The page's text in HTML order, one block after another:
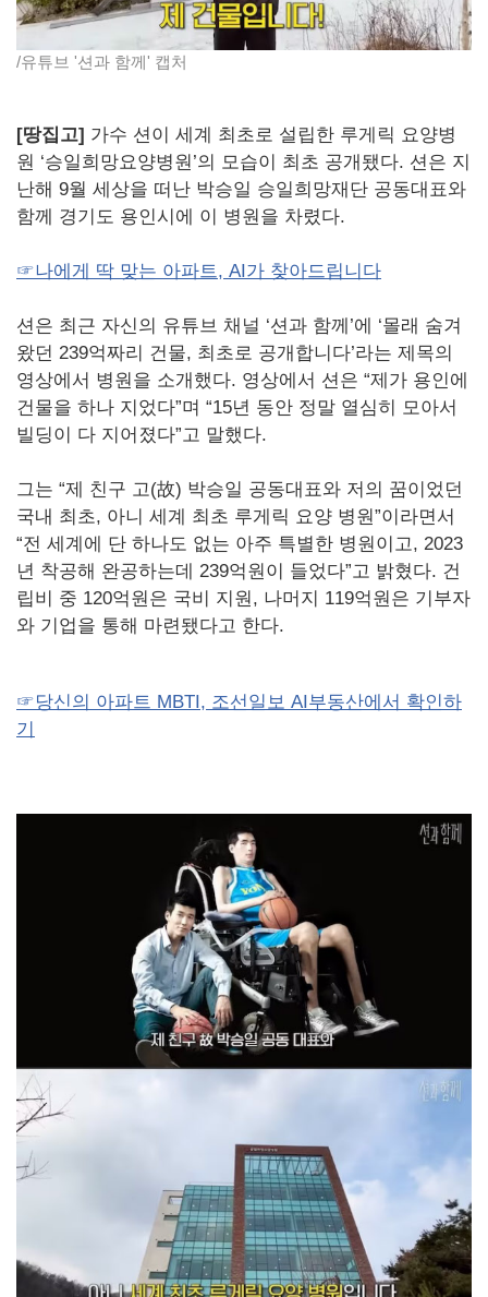
/유튜브 '션과 함께' 캡처
[땅집고] 가수 션이 세계 최초로 설립한 루게릭 요양병
원 ‘승일희망요양병원’의 모습이 최초 공개됐다. 션은 지
난해 9월 세상을 떠난 박승일 승일희망재단 공동대표와
함께 경기도 용인시에 이 병원을 차렸다.
☞나에게 딱 맞는 아파트, AI가 찾아드립니다
션은 최근 자신의 유튜브 채널 ‘션과 함께’에 ‘몰래 숨겨
왔던 239억짜리 건물, 최초로 공개합니다’라는 제목의
영상에서 병원을 소개했다. 영상에서 션은 “제가 용인에
건물을 하나 지었다”며 “15년 동안 정말 열심히 모아서
빌딩이 다 지어졌다”고 말했다.
그는 “제 친구 고(故) 박승일 공동대표와 저의 꿈이었던
국내 최초, 아니 세계 최초 루게릭 요양 병원”이라면서
“전 세계에 단 하나도 없는 아주 특별한 병원이고, 2023
년 착공해 완공하는데 239억원이 들었다”고 밝혔다. 건
립비 중 120억원은 국비 지원, 나머지 119억원은 기부자
와 기업을 통해 마련됐다고 한다.
☞당신의 아파트 MBTI, 조선일보 AI부동산에서 확인하
기